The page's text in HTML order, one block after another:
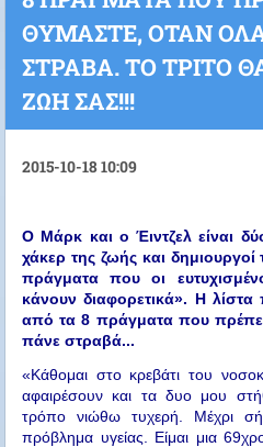
ΘΥΜΆΣΤΕ, ΌΤΑΝ
ΣΤΡΑΒΆ. ΤΟ ΤΡΊΤΟ
ΖΩΉ ΣΑΣ!!!
2015-10-18 10:09
Ο Μάρκ και ο Έιντζελ είναι
χάκερ της ζωής και
πράγματα που οι
κάνουν διαφορετικά». Η λίστα
από τα 8 πράγματα που
πάνε στραβά...
«Κάθομαι στο κρεβάτι του
αφαιρέσουν και τα δυο μου
τρόπο νιώθω τυχερή. Μέχρι
πρόβλημα υγείας. Είμαι μια